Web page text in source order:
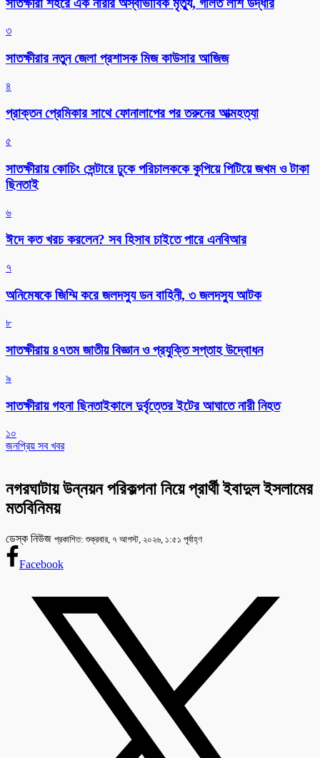
৩
সাতক্ষীরার নতুন জেলা প্রশাসক মিজ কাউসার আজিজ
৪
প্রাক্তন প্রেমিকার সাথে ফোনালাপের পর তরুনের আত্মহত্যা
৫
সাতক্ষীরায় কোচিং সেন্টারে ঢুকে পরিচালককে কুপিয়ে পিটিয়ে জখম ও টাকা
ছিনতাই
৬
ঈদে কত খরচ করলেন? সব হিসাব চাইতে পারে এনবিআর
৭
অনিমেষকে জিম্মি করে জলদস্যু ডন বাহিনী, ৩ জলদস্যু আটক
৮
সাতক্ষীরায় ৪৭তম জাতীয় বিজ্ঞান ও প্রযুক্তি সপ্তাহ উদ্বোধন
৯
সাতক্ষীরায় গহনা ছিনতাইকালে দুর্বৃত্তের ইটের আঘাতে নারী নিহত
১০
জনপ্রিয় সব খবর
নগরঘাটায় উন্নয়ন পরিকল্পনা নিয়ে প্রার্থী ইবাদুল ইসলামের
মতবিনিময়
ডেস্ক নিউজ প্রকাশিত: শুক্রবার, ৭ আগস্ট, ২০২৬, ১:৫১ পূর্বাহ্ণ
Facebook